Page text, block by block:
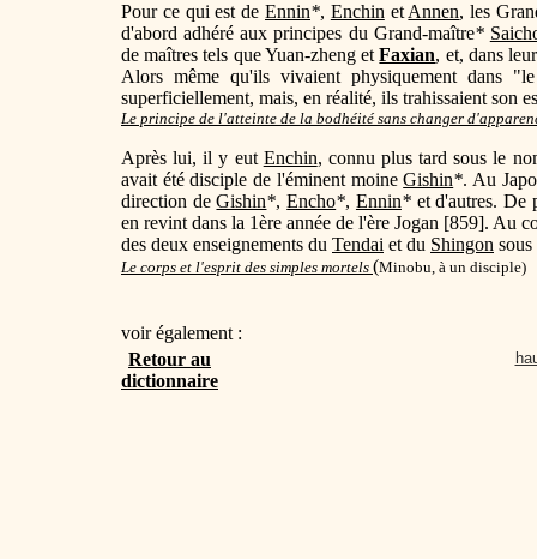
Pour ce qui est de Ennin*, Enchin et Annen, les
d'abord adhéré aux principes du Grand-maître*
de maîtres tels que Yuan-zheng etFaxian, et, dans
Alors même qu'ils vivaient physiquement dans
superficiellement, mais, en réalité, ils trahissaient son
Le principe de l'atteinte de la bodhéité sans changer
Après lui, il y eut Enchin, connu plus tard sous le
avait été disciple de l'éminent moineGishin*. Au
direction deGishin*,Encho*, Ennin*et d'autres. De
en revint dans la 1ère année de l'ère Jogan [859]. Au
des deux enseignements du Tendai et du Shingon
Le corps et l'esprit des simples mortels (Minobu, à un disciple)
voir également :
Retour au
dictionnaire